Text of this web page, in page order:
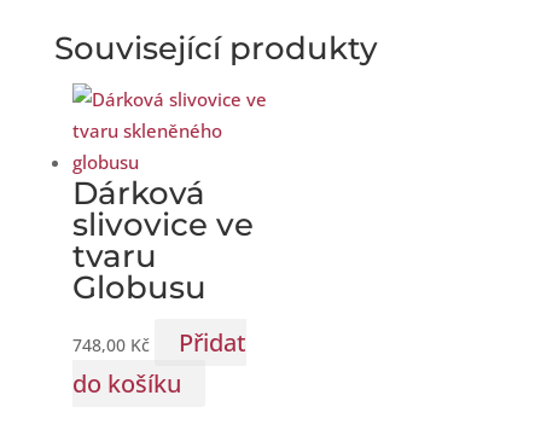
Související produkty
Dárková
slivovice ve
tvaru
Globusu
748,00 Kč
Přidat
do košíku